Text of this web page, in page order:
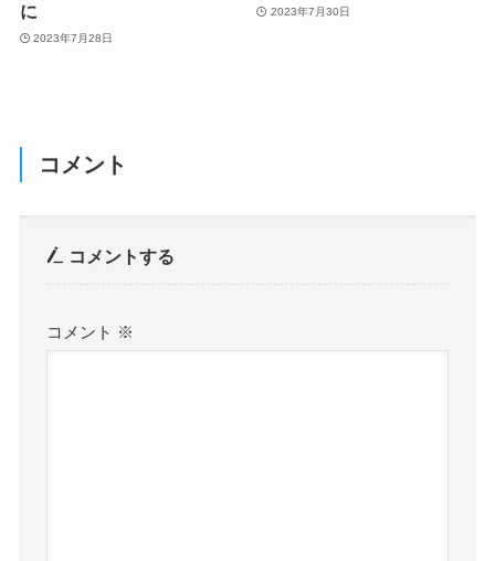
に
2023年7月28日
2023年7月30日
コメント
コメントする
コメント ※